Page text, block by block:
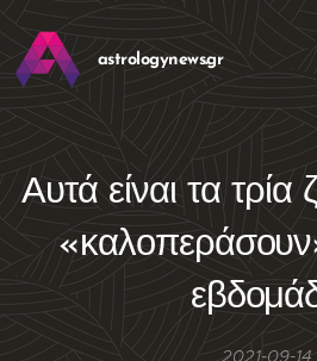
astrologynews.gr
Αυτά είναι τα
2021-09-14